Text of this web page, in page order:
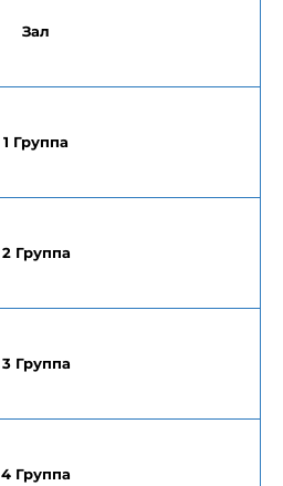
Зал
1 Группа
2 Группа
3 Группа
4 Группа